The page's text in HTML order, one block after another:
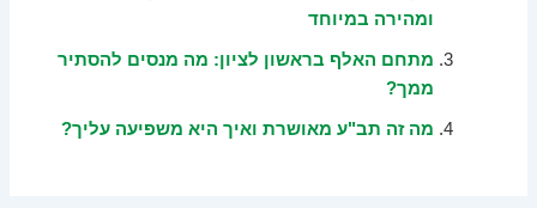
ומהירה במיוחד
מתחם האלף בראשון לציון: מה מנסים להסתיר
ממך?
מה זה תב"ע מאושרת ואיך היא משפיעה עליך?